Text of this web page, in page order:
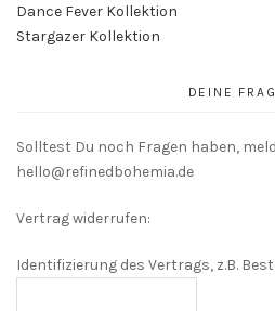
Dance Fever Kollektion
Stargazer Kollektion
DEINE
Solltest Du noch Fragen haben,
hello@refinedbohemia.de
Vertrag widerrufen:
Identifizierung des Vertrags, z.B.